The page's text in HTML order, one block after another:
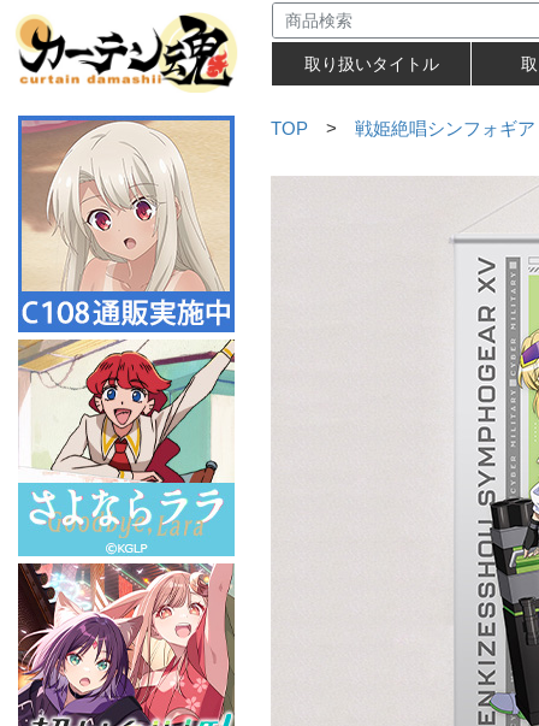
取り扱いタイトル
TOP > 戦姫絶唱シンフォギ